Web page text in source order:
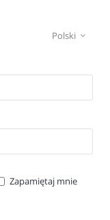
Polski 
Zapamiętaj mnie